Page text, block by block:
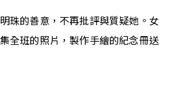
珠的善意，不再批評與質疑她。女
全班的照片，製作手繪的紀念冊送